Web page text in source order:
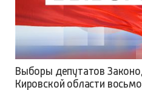
Выборы депутатов
Кировской области